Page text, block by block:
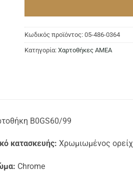
Κωδικός προϊόντος: 05-486-0364
Κατηγορία: Χαρτοθήκες ΑΜΕΑ
B0GS60/99
κατασκευής: Χρωμιωμένος
Chrome